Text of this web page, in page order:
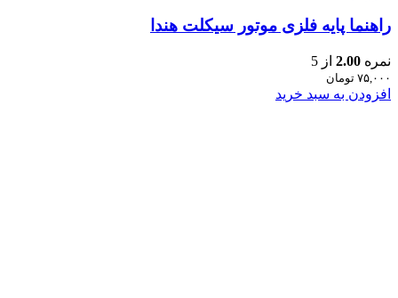
راهنما پایه فلزی موتور سیکلت هندا
نمره 2.00 از 5
۷۵,۰۰۰ تومان
افزودن به سبد خرید